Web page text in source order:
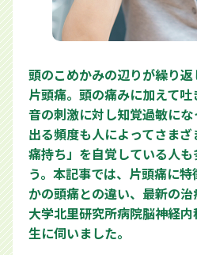
頭のこめかみの辺りが繰り
片頭痛。頭の痛みに加えて
音の刺激に対し知覚過敏に
出る頻度も人によってさま
痛持ち」を自覚している人
う。本記事では、片頭痛に
かの頭痛との違い、最新の
大学北里研究所病院脳神経
生に伺いました。